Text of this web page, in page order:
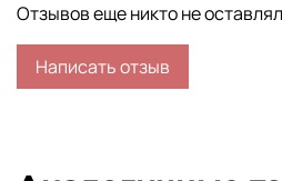
Отзывов еще никто не оставлял
Написать отзыв